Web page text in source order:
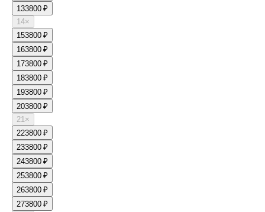
133800 ₽
14×
153800 ₽
163800 ₽
173800 ₽
183800 ₽
193800 ₽
203800 ₽
21×
223800 ₽
233800 ₽
243800 ₽
253800 ₽
263800 ₽
273800 ₽